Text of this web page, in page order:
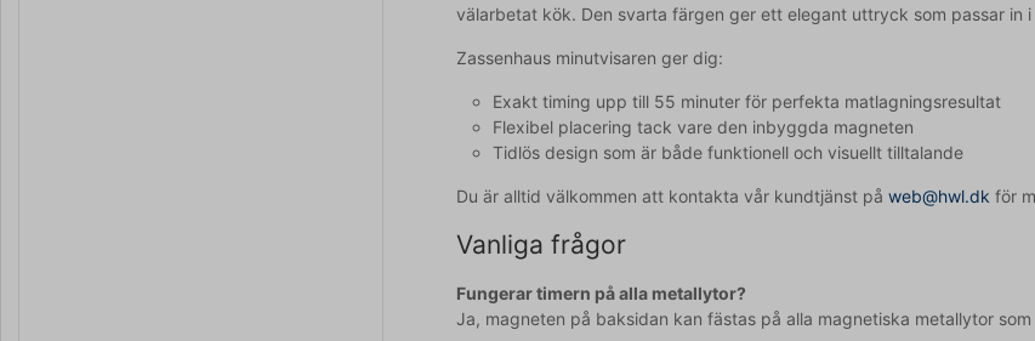
välarbetat kök. Den svarta färgen ger ett elegant uttryck som passar in
Zassenhaus minutvisaren ger dig:
Exakt timing upp till 55 minuter för perfekta matlagningsresultat
Flexibel placering tack vare den inbyggda magneten
Tidlös design som är både funktionell och visuellt tilltalande
Du är alltid välkommen att kontakta vår kundtjänst på web@hwl.dk för
Vanliga frågor
Fungerar timern på alla metallytor?
Ja, magneten på baksidan kan fästas på alla magnetiska metallytor